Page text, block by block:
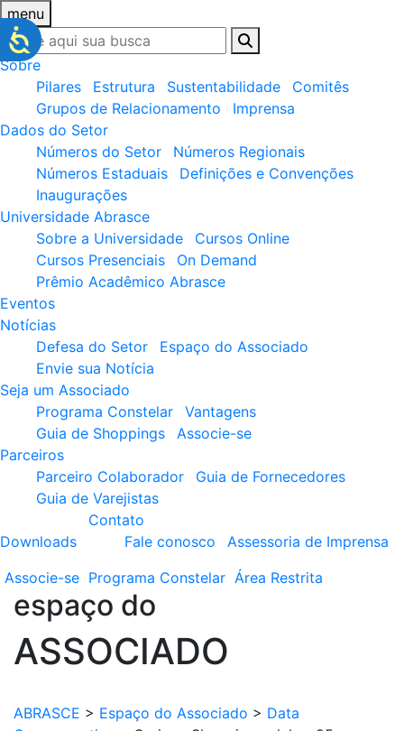
menu
Sobre
Pilares
Estrutura Sustentabilidade
Comitês
Grupos de Relacionamento
Imprensa
Dados do Setor
Números do Setor
Números Regionais
Números Estaduais
Definições e Convenções
Inaugurações
Universidade Abrasce
Sobre a Universidade
Cursos Online
Cursos Presenciais
On Demand
Prêmio Acadêmico Abrasce
Eventos
Notícias
Defesa do Setor
Espaço do Associado
Envie sua Notícia
Seja um Associado
Programa Constelar
Vantagens
Guia de Shoppings
Associe-se
Parceiros
Parceiro Colaborador
Guia de Fornecedores
Guia de Varejistas
Downloads
Contato
Fale conosco
Assessoria de Imprensa
Associe-se Programa Constelar Área Restrita
espaço do
ASSOCIADO
ABRASCE > Espaço do Associado > Data